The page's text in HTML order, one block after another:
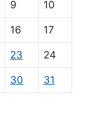
9 10
16 17
23 24
30 31